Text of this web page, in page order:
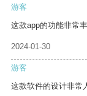
游客
这款app的功能非常
2024-01-30
游客
这款软件的设计非常